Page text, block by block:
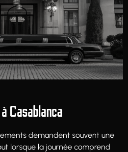
Casablanca
demandent souvent une
lorsque la journée comprend